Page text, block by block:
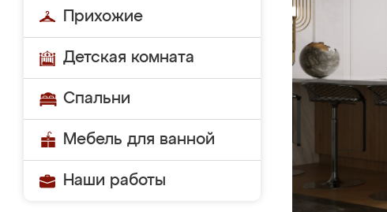
Прихожие
Детская комната
Спальни
Мебель для ванной
Наши работы